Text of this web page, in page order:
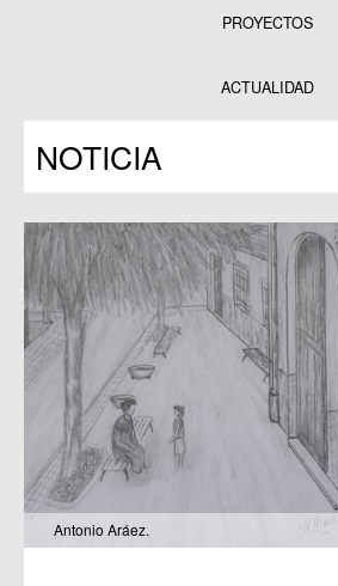
PROYECTOS
Programas
ACTUALIDAD
NOTICIA
Antonio Aráez.